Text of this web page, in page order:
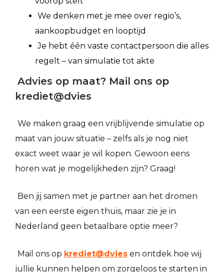
We denken met je mee over regio’s,
aankoopbudget en looptijd
Je hebt één vaste contactpersoon die alles
regelt – van simulatie tot akte
Advies op maat? Mail ons op
krediet@dvies
We maken graag een vrijblijvende simulatie op
maat van jouw situatie – zelfs als je nog niet
exact weet waar je wil kopen. Gewoon eens
horen wat je mogelijkheden zijn? Graag!
Ben jij samen met je partner aan het dromen
van een eerste eigen thuis, maar zie je in
Nederland geen betaalbare optie meer?
Mail ons op krediet@dvies en ontdek hoe wij
jullie kunnen helpen om zorgeloos te starten in